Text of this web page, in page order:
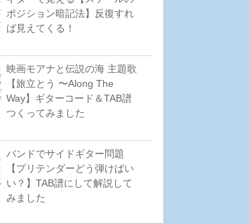
ポジション暗記法】反復すれ
ば見えてくる！
映画モアナと伝説の海 主題歌
【旅立とう 〜Along The
Way】ギターコード＆TAB譜
つくってみました
バンドでサイドギター問題
【プリテンダーどう弾けばい
い？】TAB譜にして解説して
みました